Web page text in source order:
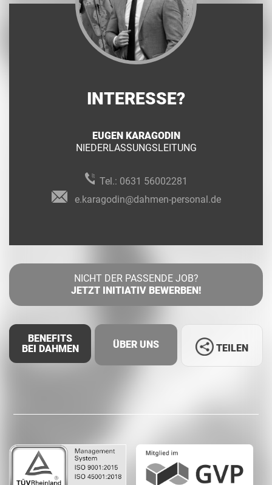
INTERESSE?
EUGEN KARAGODIN
NIEDERLASSUNGSLEITUNG
Tel.: 0631 56002281
e.karagodin@dahmen-personal.de
NICHT DER PASSENDE JOB?
JETZT INITIATIV BEWERBEN!
BENEFITS
BEI DAHMEN
ÜBER UNS
Whatsapp
TEILEN